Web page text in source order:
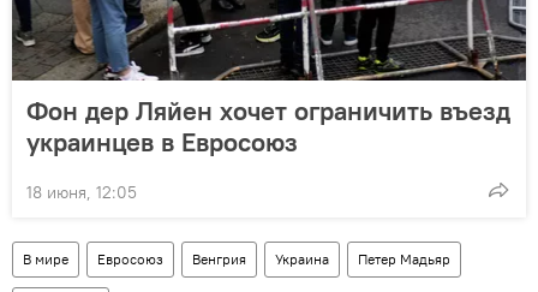
Фон дер Ляйен хочет ограничить въезд
украинцев в Евросоюз
18 июня, 12:05
В мире Евросоюз Венгрия Украина Петер Мадьяр